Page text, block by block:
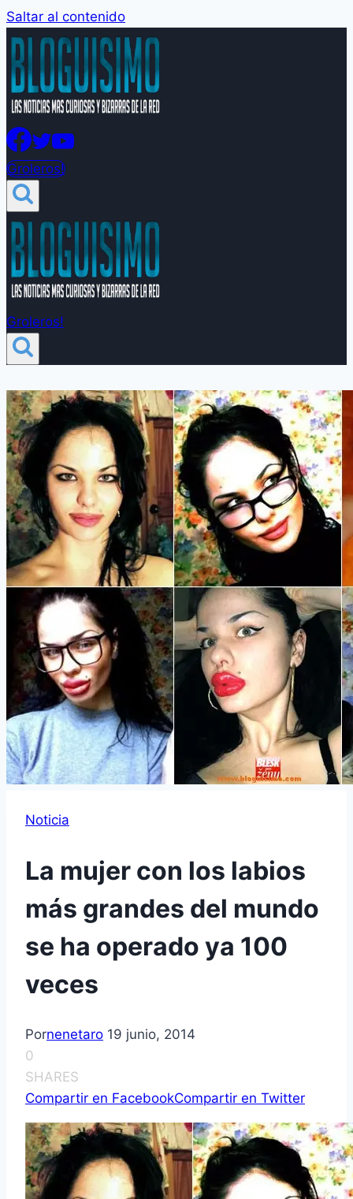
Saltar al contenido
Groleros!
Groleros!
Noticia
La mujer con los labios
más grandes del mundo
se ha operado ya 100
veces
Pornenetaro 19 junio, 2014
0
SHARES
Compartir en FacebookCompartir en Twitter